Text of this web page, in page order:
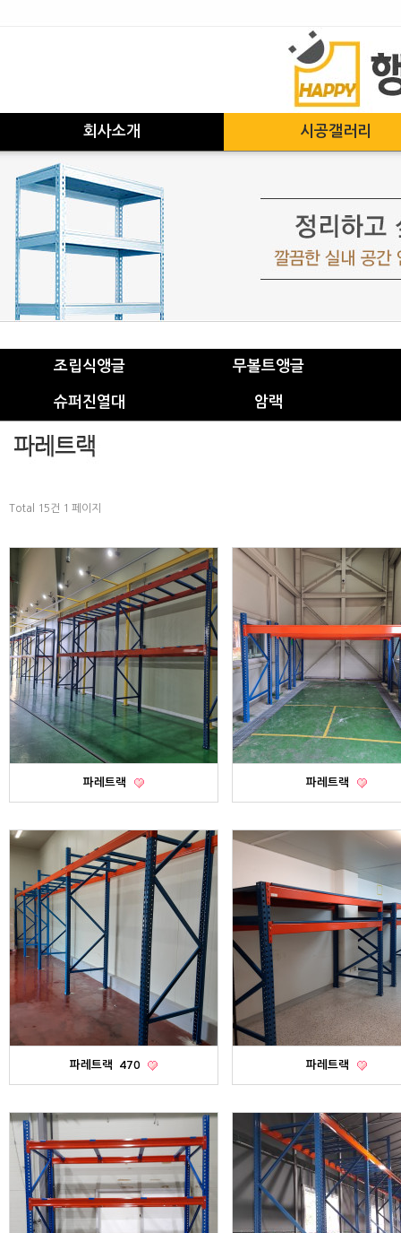
회사소개 시공갤러리
조립식앵글 무볼트앵글
슈퍼진열대 암랙
Total 15건 1 페이지
파레트랙 파레트랙
파레트랙 470 파레트랙